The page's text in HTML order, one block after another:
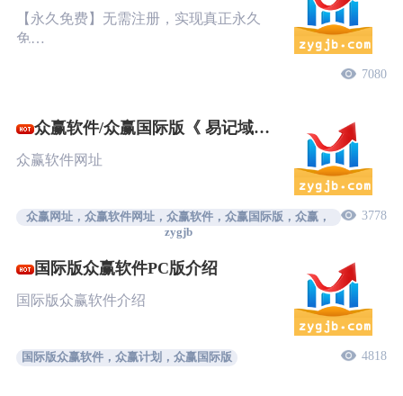
【永久免费】无需注册，实现真正永久
免…
7080
众赢软件/众赢国际版《 易记域
名》
众赢软件网址
众赢网址，众赢软件网址，众赢软件，众赢国际版，众赢，
zygjb
3778
国际版众赢软件PC版介绍
国际版众赢软件介绍
国际版众赢软件，众赢计划，众赢国际版 4818